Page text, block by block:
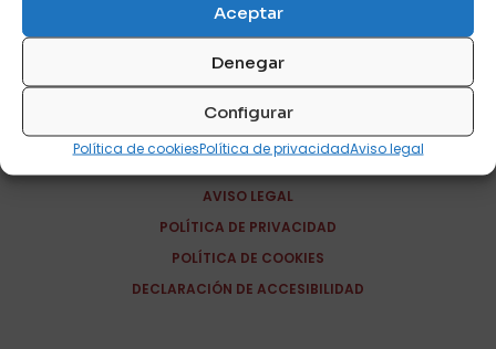
Aceptar
Denegar
Configurar
Política de cookiesPolítica de privacidadAviso legal
CONTACTA
INFORMACIÓN
AVISO LEGAL
POLÍTICA DE PRIVACIDAD
POLÍTICA DE COOKIES
DECLARACIÓN DE ACCESIBILIDAD